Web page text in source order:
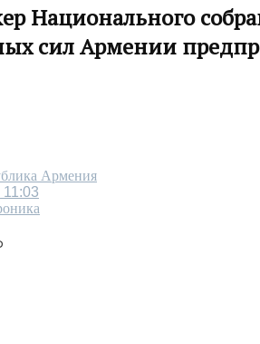
Национального
сил Армении
Армения